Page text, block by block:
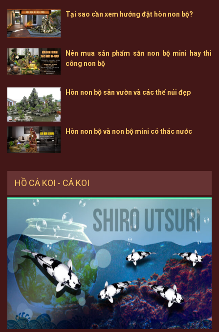
Tại sao cần xem hướng đặt hòn non bộ?
Nên mua sản phẩm sẵn non bộ mini hay thi
công non bộ
Hòn non bộ sân vườn và các thế núi đẹp
Hòn non bộ và non bộ mini có thác nước
HỒ CÁ KOI - CÁ KOI